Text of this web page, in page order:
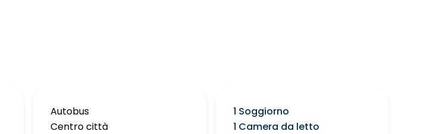
Autobus
Centro città
1 Soggiorno
1 Camera da letto